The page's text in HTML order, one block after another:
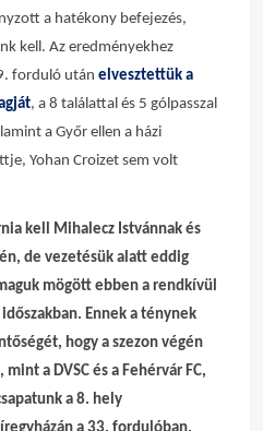
a hatékony befejezés,
kell. Az eredményekhez
forduló után elvesztettük a
, a 8 találattal és 5 gólpasszal
a Győr ellen a házi
Yohan Croizet sem volt
kell Mihalecz Istvánnak és
de vezetésük alatt eddig
mögött ebben a rendkívül
Ennek a ténynek
hogy a szezon végén
a DVSC és a Fehérvár FC,
a 8. hely